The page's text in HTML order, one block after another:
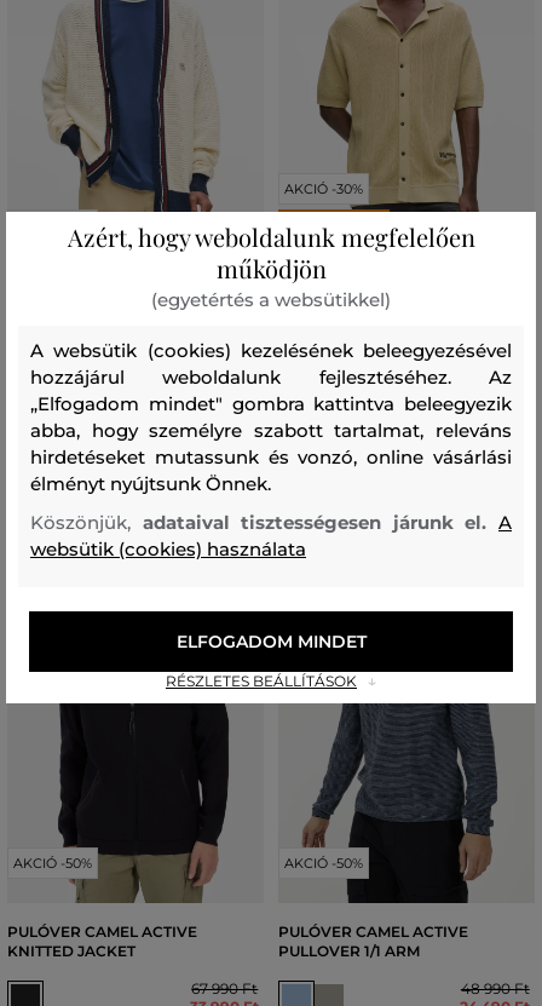
AKCIÓ -30%
KARDIGÁN KARL LAGERFELD
IKON LIGHT STRUCTURE
89 990 Ft
62 990 Ft
Elérhető méretek:
L
AKCIÓ -30%
UTOLSÓ ESÉLY
PULÓVER KARL LAGERFELD
JEANS KLJ KNIT POLO
54 990 Ft
38 490 Ft
Elérhető méretek:
AKCIÓ -50%
PULÓVER CAMEL ACTIVE
KNITTED JACKET
67 990 Ft
AKCIÓ -50%
PULÓVER CAMEL ACTIVE
PULLOVER 1/1 ARM
48 990 Ft
Azért, hogy weboldalunk megfelelően
működjön
(egyetértés a websütikkel)
A websütik (cookies) kezelésének beleegyezésével
hozzájárul weboldalunk fejlesztéséhez. Az
„Elfogadom mindet" gombra kattintva beleegyezik
abba, hogy személyre szabott tartalmat, releváns
hirdetéseket mutassunk és vonzó, online vásárlási
élményt nyújtsunk Önnek.
Köszönjük, adataival tisztességesen járunk el.A
websütik (cookies) használata
RÉSZLETES BEÁLLÍTÁSOK
ELFOGADOM MINDET